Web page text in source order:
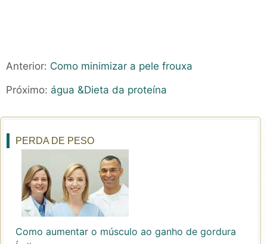
Anterior: Como minimizar a pele frouxa
Próximo: água &Dieta da proteína
PERDA DE PESO
Como aumentar o músculo ao ganho de gordura